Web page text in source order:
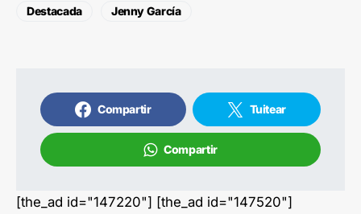
Destacada Jenny García
Compartir Tuitear
Compartir
[the_ad id="147220"] [the_ad id="147520"]